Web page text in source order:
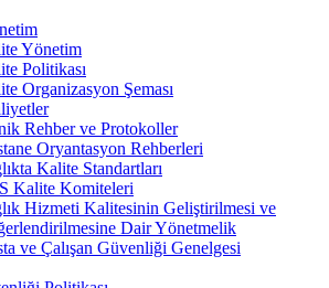
Yönetim
Politikası
Organizasyon Şeması
Rehber ve Protokoller
Oryantasyon Rehberleri
Kalite Standartları
Kalite Komiteleri
Hizmeti Kalitesinin Geliştirilmesi ve
Dair Yönetmelik
ve Çalışan Güvenliği Genelgesi